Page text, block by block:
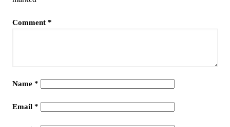
Comment *
Name *
Email *